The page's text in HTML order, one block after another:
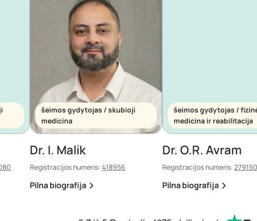
šeimos gydytojas / skubioji
medicina
Dr. I. Malik
Registracijos numeris: 418956
Pilna biografija
šeimos gydytojas /
medicina ir reabilitacija
Dr. O.R. Avram
Registracijos numeris:
Pilna biografija